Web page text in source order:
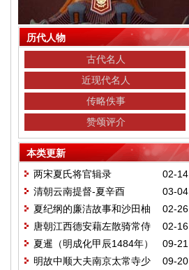
历代人物
古代名人
近现代名人
传略佚事
赞颂评介
本类更新
02-14
两宋夏氏将官辑录
03-04
清朝云南提督-夏辛酉
02-26
夏纪纲的廉洁故事和沙田柚
的由来
02-16
唐朝江西德安藉左散骑常侍
夏勰
09-21
夏暹（明成化甲辰1484年）
进士，左布政使
09-20
明故中顺大夫南京太常寺少